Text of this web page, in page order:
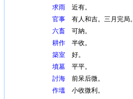
求雨近有。
官事有人和吉。三月完局。
六畜可納。
耕作半收。
築室好。
墳墓平平。
討海前呆后微。
作塭 小收微利。